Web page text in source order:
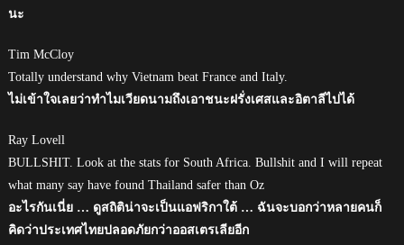
นะ
Tim McCloy
Totally understand why Vietnam beat France and Italy.
ไม่เข้าใจเลยว่าทำไมเวียดนามถึงเอาชนะฝรั่งเศสและอิตาลีไปได้
Ray Lovell
BULLSHIT. Look at the stats for South Africa. Bullshit and I will repeat
what many say have found Thailand safer than Oz
อะไรกันเนี่ย … ดูสถิติน่าจะเป็นแอฟริกาใต้ … ฉันจะบอกว่าหลายคนก็
คิดว่าประเทศไทยปลอดภัยกว่าออสเตรเลียอีก